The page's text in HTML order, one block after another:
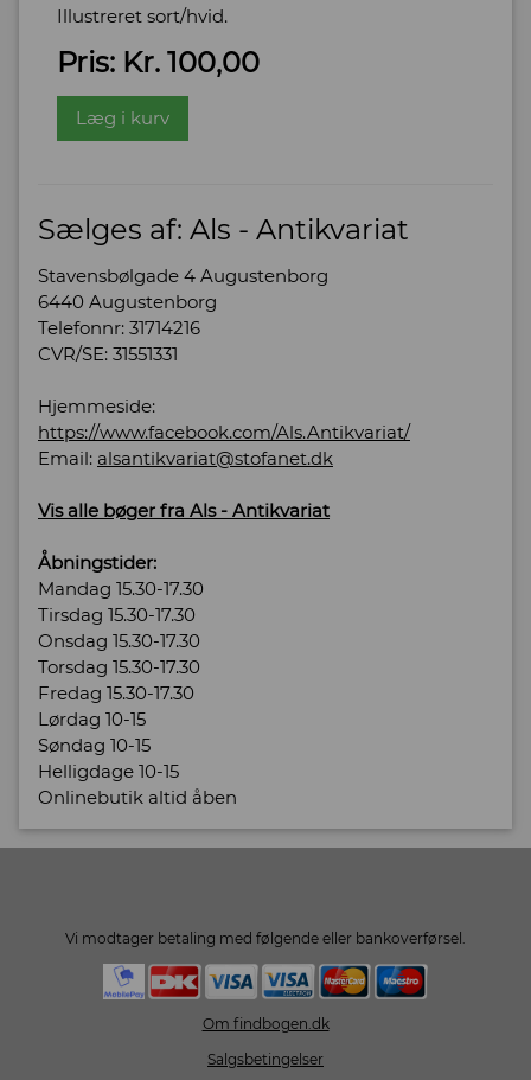
Illustreret sort/hvid.
Pris: Kr. 100,00
Læg i kurv
Sælges af: Als - Antikvariat
Stavensbølgade 4 Augustenborg
6440 Augustenborg
Telefonnr: 31714216
CVR/SE: 31551331
Hjemmeside:
https://www.facebook.com/Als.Antikvariat/
Email: alsantikvariat@stofanet.dk
Vis alle bøger fra Als - Antikvariat
Åbningstider:
Mandag 15.30-17.30
Tirsdag 15.30-17.30
Onsdag 15.30-17.30
Torsdag 15.30-17.30
Fredag 15.30-17.30
Lørdag 10-15
Søndag 10-15
Helligdage 10-15
Onlinebutik altid åben
Vi modtager betaling med følgende eller bankoverførsel.
Om findbogen.dk
Salgsbetingelser